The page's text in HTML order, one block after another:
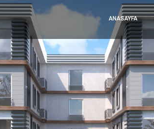
ANASAYFA